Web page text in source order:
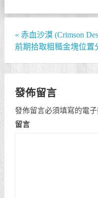
« 赤血沙漠 (Crimson
前期拾取粗糙金塊位置
發佈留言
發佈留言必須填寫的電
留言